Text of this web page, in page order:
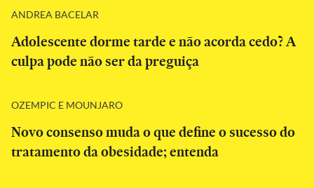
ANDREA BACELAR
Adolescente dorme tarde e não acorda cedo? A
culpa pode não ser da preguiça
OZEMPIC E MOUNJARO
Novo consenso muda o que define o sucesso do
tratamento da obesidade; entenda